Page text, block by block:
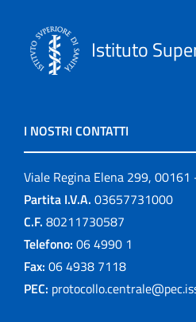
Istituto
I NOSTRI CONTATTI
Viale Regina Elena 299, 00161
Partita I.V.A. 03657731000
C.F. 80211730587
Telefono: 06 4990 1
Fax: 06 4938 7118
PEC: